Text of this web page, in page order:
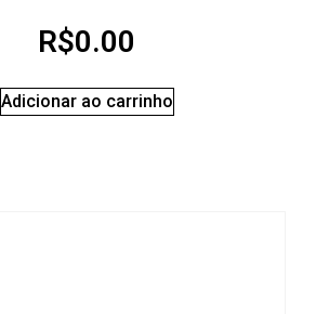
R$0.00
Adicionar ao carrinho